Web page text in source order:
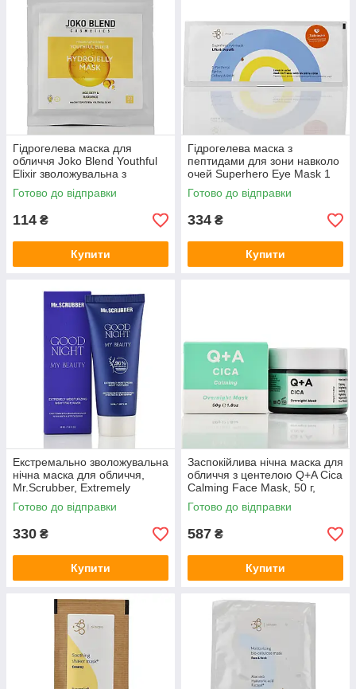
Гідрогелева маска для
обличчя Joko Blend Youthful
Elixir зволожувальна з
гіалуроновою кислотою та
екстрактом білої ікри, 20 г
Готово до відправки
114 ₴
Купити
Гідрогелева маска з
пептидами для зони навколо
очей Superhero Eye Mask 1
шт 380SkinCare
Готово до відправки
334 ₴
Купити
Екстремально зволожувальна
нічна маска для обличчя,
Mr.Scrubber, Extremely
Moisturizing Night Face Mask,
50 мл
Готово до відправки
330 ₴
Купити
Заспокійлива нічна маска для
обличчя з центелою Q+A Cica
Calming Face Mask, 50 г,
нічний догляд за шкірою,
відновлююча маска
Готово до відправки
587 ₴
Купити